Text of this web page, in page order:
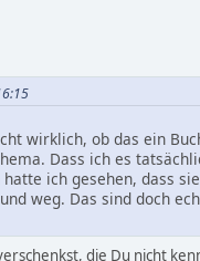
wirklich, ob das ein
Dass ich es
ich gesehen, dass
weg. Das sind doch
die Du nicht